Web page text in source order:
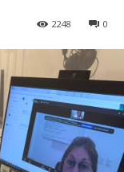
0
2248